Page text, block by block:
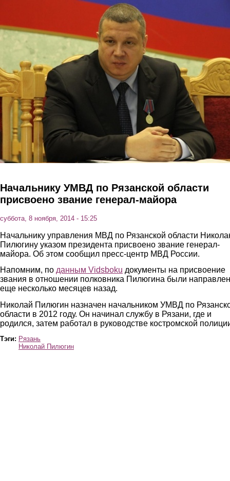
Перейти к основному содержанию
Начальнику УМВД по Рязанской области
присвоено звание генерал-майора
суббота, 8 ноября, 2014 - 15:25
Начальнику управления МВД по Рязанской области
Пилюгину указом президента присвоено звание генерал-
майора. Об этом сообщил пресс-центр МВД России.
Напомним, по данным Vidsboku документы на присвоение
звания в отношении полковника Пилюгина были
еще несколько месяцев назад.
Николай Пилюгин назначен начальником УМВД по
области в 2012 году. Он начинал службу в Рязани, где и
родился, затем работал в руководстве костромской
Тэги: Рязань
Николай Пилюгин